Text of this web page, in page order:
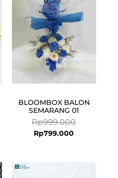
BLOOMBOX BALON
SEMARANG 01
Rp999.000
Rp799.000